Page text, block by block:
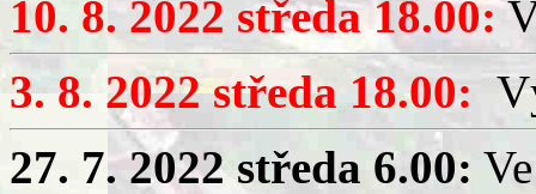
10. 8. 2022 středa 18.00:
3. 8. 2022 středa 18.00:
27. 7. 2022 středa 6.00: